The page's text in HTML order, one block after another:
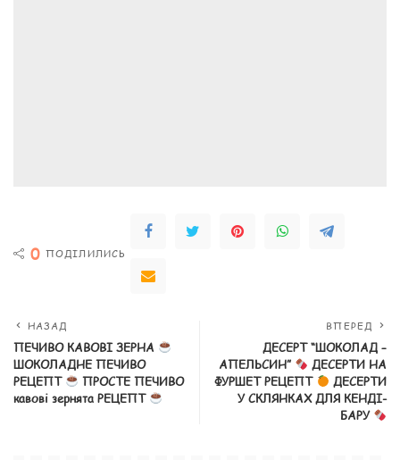
0 ПОДІЛИЛИСЬ
НАЗАД
ПЕЧИВО КАВОВІ ЗЕРНА
ШОКОЛАДНЕ ПЕЧИВО
РЕЦЕПТ
ПРОСТЕ ПЕЧИВО
кавові зернята РЕЦЕПТ
ВПЕРЕД
ДЕСЕРТ “ШОКОЛАД –
АПЕЛЬСИН”
ДЕСЕРТИ НА
ФУРШЕТ РЕЦЕПТ
ДЕСЕРТИ
У СКЛЯНКАХ ДЛЯ КЕНДІ-
БАРУ